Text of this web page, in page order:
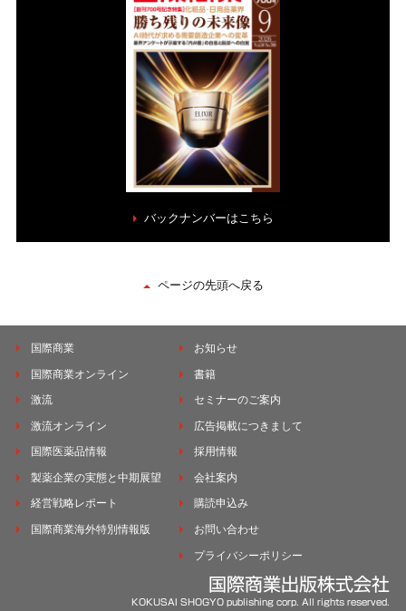
バックナンバーはこちら
ページの先頭へ戻る
国際商業
国際商業オンライン
激流
激流オンライン
国際医薬品情報
製薬企業の実態と中期展望
経営戦略レポート
国際商業海外特別情報版
お知らせ
書籍
セミナーのご案内
広告掲載につきまして
採用情報
会社案内
購読申込み
お問い合わせ
プライバシーポリシー